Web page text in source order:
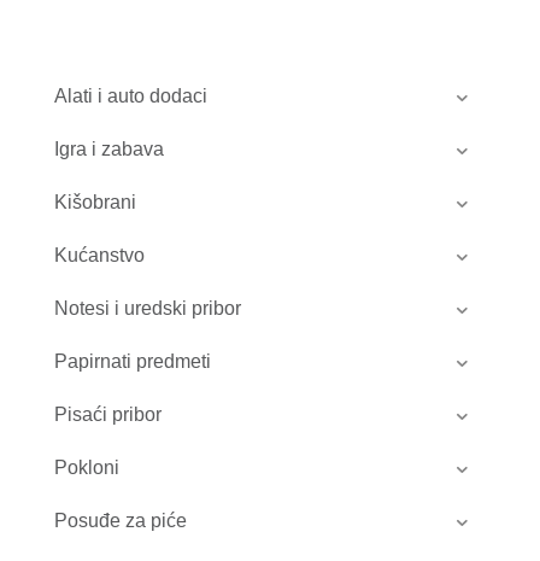
Alati i auto dodaci
Igra i zabava
Kišobrani
Kućanstvo
Notesi i uredski pribor
Papirnati predmeti
Pisaći pribor
Pokloni
Posuđe za piće